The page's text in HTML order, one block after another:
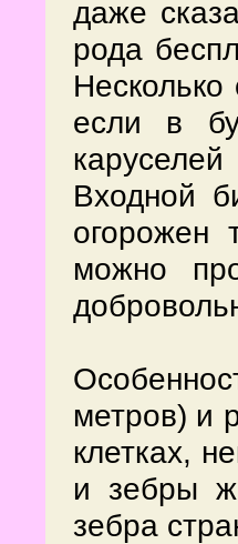
даже
рода
если в
Входной
огорожен
можно
метров) и
клетках,
и зебры
зебра